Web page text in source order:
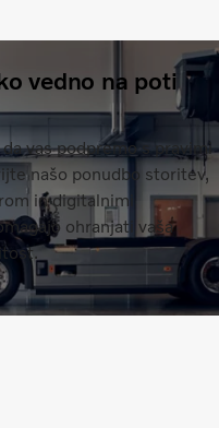
vedno na poti
vas podpremo s pravimi
našo ponudbo storitev,
in digitalnimi
ohranjati vaša